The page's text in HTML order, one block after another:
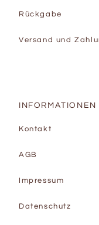
Rückgabe
Versand und
INFORMATIONEN
Kontakt
AGB
Impressum
Datenschutz